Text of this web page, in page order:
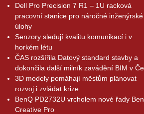
Dell Pro Precision 7 R1 – 1U racková
pracovní stanice pro náročné inženýrské
úlohy
Senzory sledují kvalitu komunikací i v
horkém létu
ČAS rozšířila Datový standard stavby a
dokončila další milník zavádění BIM v
3D modely pomáhají městům plánovat
rozvoj i zvládat krize
BenQ PD2732U vrcholem nové řady
Creative Pro